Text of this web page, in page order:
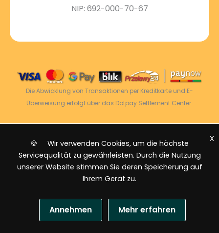
NIP: 692-000-70-67
Die Abwicklung von Transaktionen per Kreditkarte und E-
Überweisung erfolgt über das Dotpay Settlement Center.
2026 © Power Energy - Alle Rechte vorbehalten
Sitemap
🍪 Wir verwenden Cookies, um die höchste
Servicequalität zu gewährleisten. Durch die Nutzung
unserer Website stimmen Sie deren Speicherung auf
Ihrem Gerät zu.
Annehmen Mehr erfahren
X
US-Dollar